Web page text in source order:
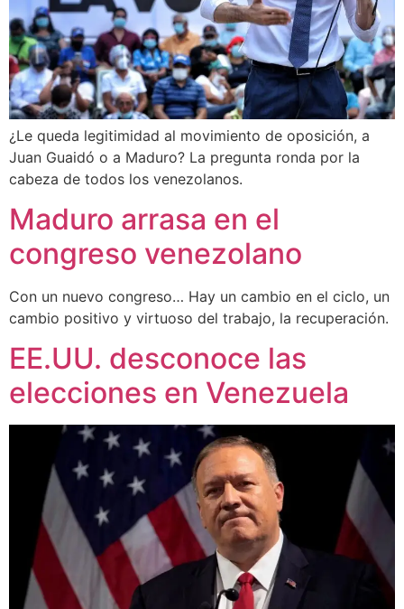
¿Le queda legitimidad al movimiento de oposición, a
Juan Guaidó o a Maduro? La pregunta ronda por la
cabeza de todos los venezolanos.
Maduro arrasa en el
congreso venezolano
Con un nuevo congreso… Hay un cambio en el ciclo, un
cambio positivo y virtuoso del trabajo, la recuperación.
EE.UU. desconoce las
elecciones en Venezuela